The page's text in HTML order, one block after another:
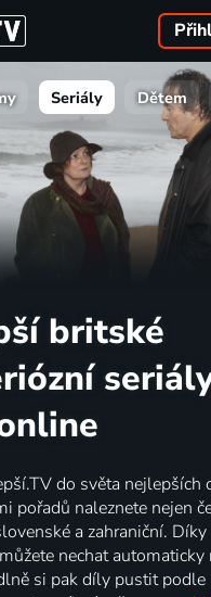
Seriály Dětem
britské
do světa nejlepších
pořadů naleznete nejen
a zahraniční.
nechat automaticky
si pak díly pustit